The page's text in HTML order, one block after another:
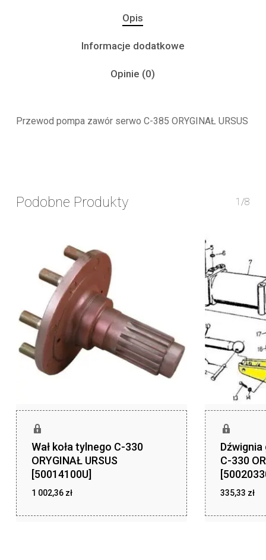
Opis
Informacje dodatkowe
Opinie (0)
Przewod pompa zawór serwo C-385 ORYGINAŁ URSUS
Podobne Produkty 1/8
Wał koła tylnego C-330
ORYGINAŁ URSUS
[50014100U]
1 002,36 zł
Dźwignia
C-330
335,33 zł